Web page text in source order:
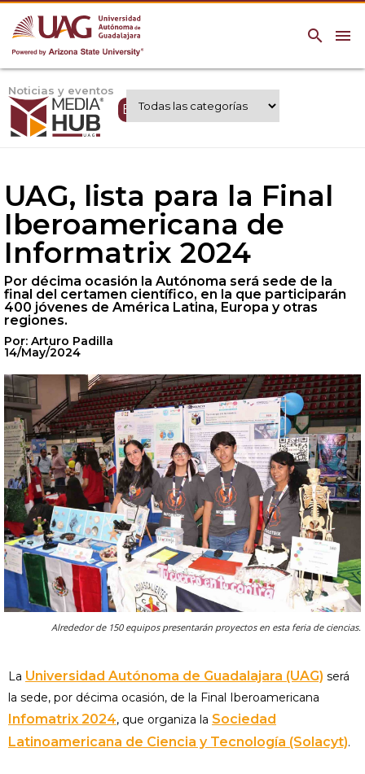
menu
search
Noticias y eventos
Expertos UAG
UAG, lista para la Final
Iberoamericana de
Informatrix 2024
Por décima ocasión la Autónoma será sede de la
final del certamen científico, en la que participarán
400 jóvenes de América Latina, Europa y otras
regiones.
Por: Arturo Padilla
14/May/2024
Alrededor de 150 equipos presentarán proyectos en esta feria de ciencias.
La Universidad Autónoma de Guadalajara (UAG) será
la sede, por décima ocasión, de la Final Iberoamericana
Infomatrix 2024, que organiza la Sociedad
Latinoamericana de Ciencia y Tecnología (Solacyt).